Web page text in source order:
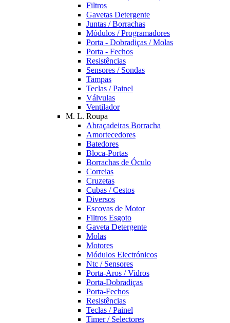
Filtros
Gavetas Detergente
Juntas / Borrachas
Módulos / Programadores
Porta - Dobradiças / Molas
Porta - Fechos
Resistências
Sensores / Sondas
Tampas
Teclas / Painel
Válvulas
Ventilador
M. L. Roupa
Abraçadeiras Borracha
Amortecedores
Batedores
Bloca-Portas
Borrachas de Óculo
Correias
Cruzetas
Cubas / Cestos
Diversos
Escovas de Motor
Filtros Esgoto
Gaveta Detergente
Molas
Motores
Módulos Electrónicos
Ntc / Sensores
Porta-Aros / Vidros
Porta-Dobradiças
Porta-Fechos
Resistências
Teclas / Painel
Timer / Selectores